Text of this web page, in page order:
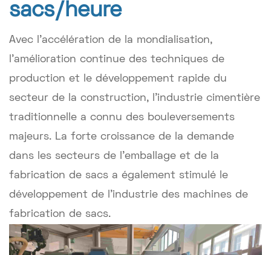
sacs/heure
Avec l'accélération de la mondialisation,
l'amélioration continue des techniques de
production et le développement rapide du
secteur de la construction, l'industrie cimentière
traditionnelle a connu des bouleversements
majeurs. La forte croissance de la demande
dans les secteurs de l'emballage et de la
fabrication de sacs a également stimulé le
développement de l'industrie des machines de
fabrication de sacs.